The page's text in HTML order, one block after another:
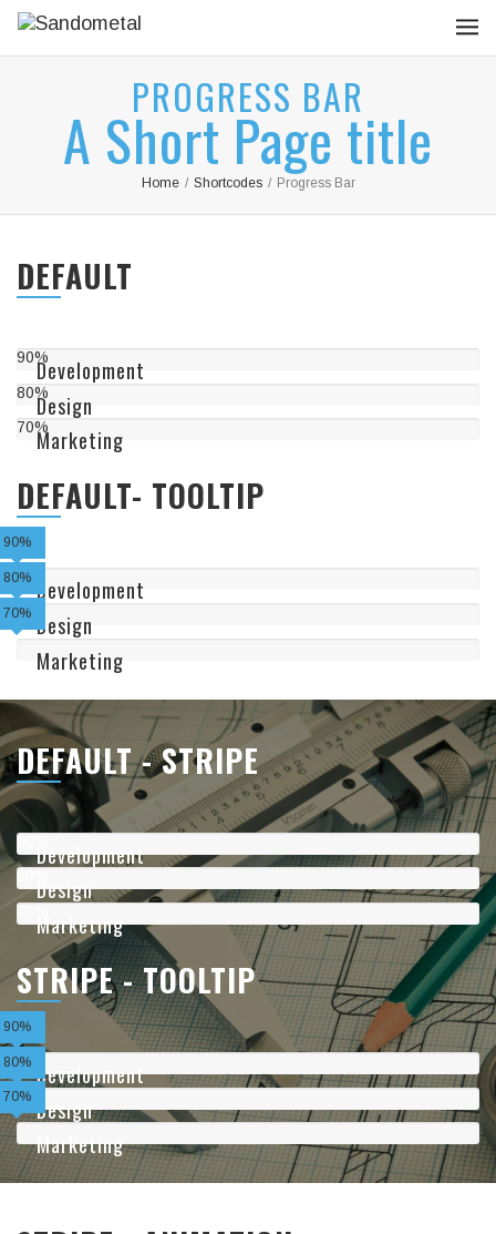
PROGRESS BAR
A Short Page title
Home / Shortcodes / Progress Bar
DEFAULT
Development
90%
Design
80%
Marketing
70%
DEFAULT- TOOLTIP
Development
90%
Design
80%
Marketing
70%
DEFAULT - STRIPE
Development
Design
Marketing
STRIPE - TOOLTIP
Development
90%
Design
80%
Marketing
70%